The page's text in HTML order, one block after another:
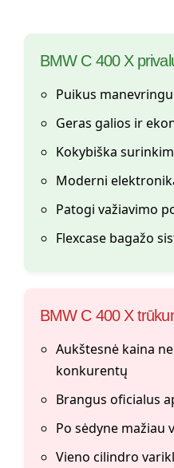
BMW C 400 X
Puikus
Geras galios ir
Kokybiška
Moderni
Patogi važiavimo
Flexcase bagažo
BMW C 400 X
Aukštesnė kaina
konkurentų
Brangus oficialus
Po sėdyne mažiau
Vieno cilindro